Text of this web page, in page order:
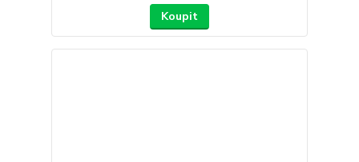
Koupit